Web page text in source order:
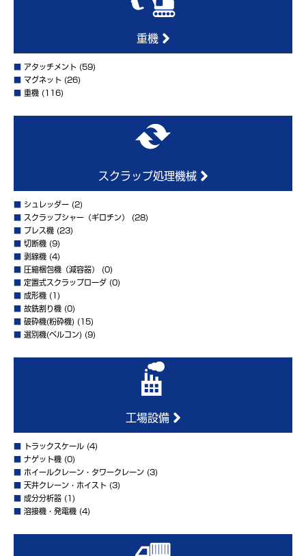
重機
アタッチメント (59)
マグネット (26)
重機 (116)
スクラップ処理機械
シュレッダー (2)
スクラップシャー（ギロチン）
(28)
プレス機 (23)
切断機 (9)
剥線機 (4)
圧縮梱包機（減容器）
(0)
定置式スクラップローダ (0)
成形機 (1)
故銑割り機 (0)
破砕機(粉砕機) (15)
選別機(ベルコン) (9)
工場設備
トラックスケール (4)
ナゲット機 (0)
ホイールクレーン・タワークレーン (3)
天井クレーン・ホイスト (3)
成分分析器 (1)
溶接機・発電機 (4)